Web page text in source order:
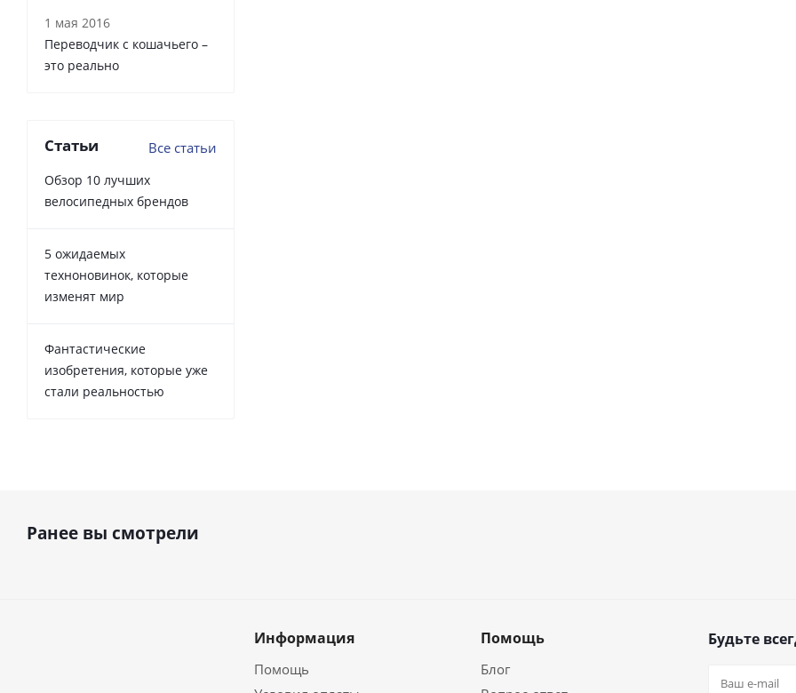
1 мая 2016
Переводчик с кошачьего –
это реально
Статьи Все статьи
Обзор 10 лучших
велосипедных брендов
5 ожидаемых
техноновинок, которые
изменят мир
Фантастические
изобретения, которые уже
стали реальностью
Ранее вы смотрели
Информация
Помощь
Помощь
Блог
Будьте